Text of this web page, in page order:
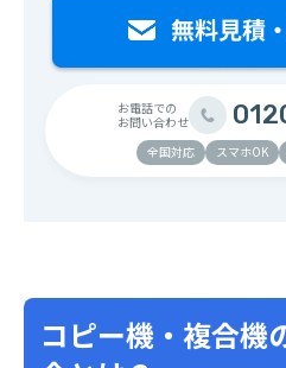
お電話での
お問い合わせ
全国対応 スマホOK
コピー機・複合機